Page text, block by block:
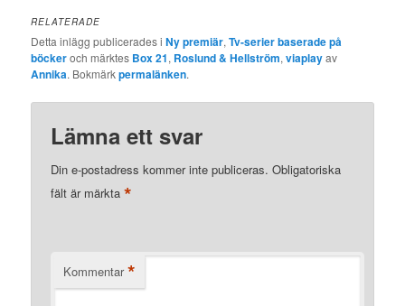
RELATERADE
Detta inlägg publicerades iNy premiär,Tv-serier baserade på
böckeroch märktes Box 21, Roslund & Hellström,viaplayav
Annika. Bokmärkpermalänken.
Lämna ett svar
Din e-postadress kommer inte publiceras. Obligatoriska
fält är märkta*
Kommentar *